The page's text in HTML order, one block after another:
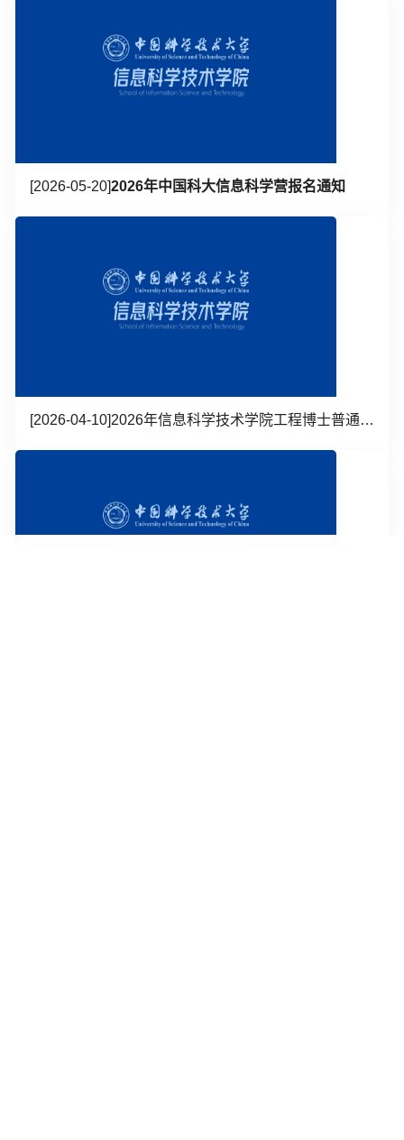
[2026-05-20]2026年中国科大信息科学营报名通知
[2026-04-10]2026年信息科学技术学院工程博士普通招考通告